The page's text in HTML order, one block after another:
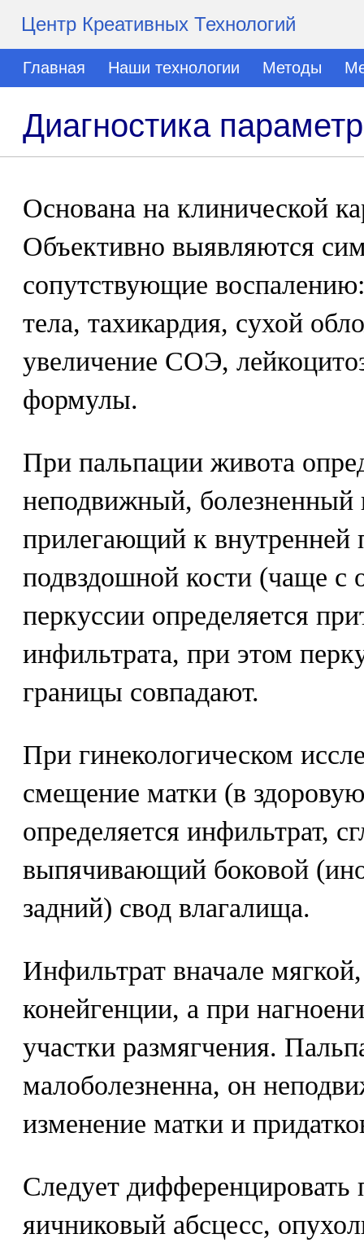
Центр Креативных Технологий
Главная Наши технологии Методы
Диагностика
Основана на клинической
Объективно выявляются
сопутствующие
тела, тахикардия, сухой
увеличение СОЭ,
формулы.
При пальпации живота
неподвижный, болезненный
прилегающий к внутренней
подвздошной кости (чаще с
перкуссии определяется
инфильтрата, при этом
границы совпадают.
При гинекологическом
смещение матки (в
определяется инфильтрат,
выпячивающий боковой
задний) свод влагалища.
Инфильтрат вначале
конейгенции, а при
участки размягчения.
малоболезненнa, он
изменение матки и
Следует дифференцировать
яичниковый абсцесс,